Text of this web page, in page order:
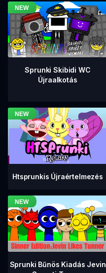
Sprunki Skibidi WC
Újraalkotás
Htsprunkis Újraértelmezés
Sprunki Bűnös Kiadás Jevin